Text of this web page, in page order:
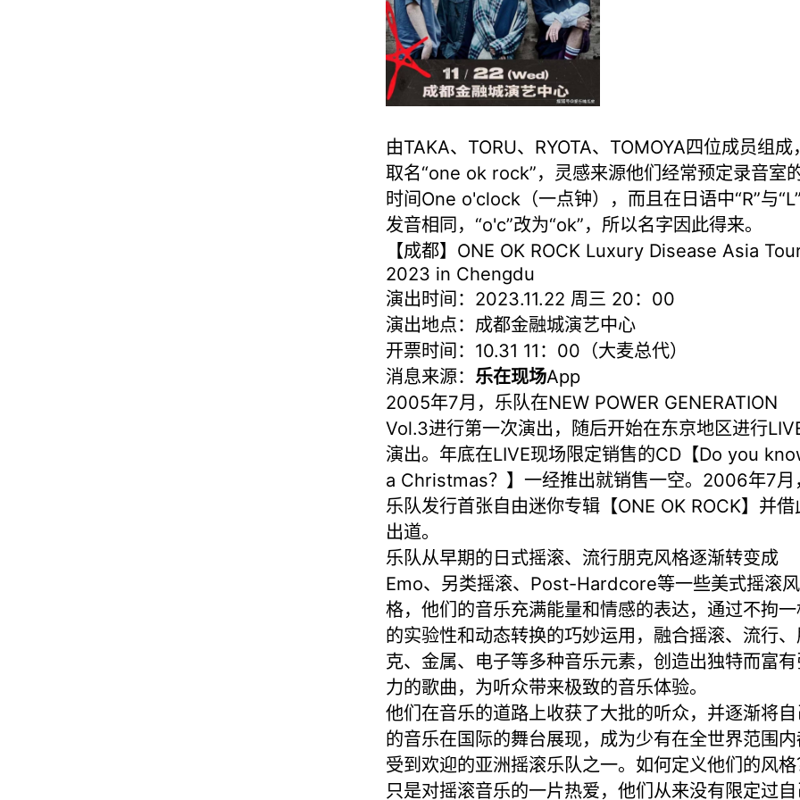
由TAKA、TORU、RYOTA、TOMOYA四位成员组成，
取名“one ok rock”，灵感来源他们经常预定录音室
时间One o'clock（一点钟），而且在日语中“R”与“L”
发音相同，“o'c”改为“ok”，所以名字因此得来。
【成都】ONE OK ROCK Luxury Disease Asia
2023 in Chengdu
演出时间：2023.11.22 周三 20：00
演出地点：成都金融城演艺中心
开票时间：10.31 11：00（大麦总代）
消息来源： 乐在现场App
2005年7月，乐队在NEW POWER GENERATION
Vol.3进行第一次演出，随后开始在东京地区进行
演出。年底在LIVE现场限定销售的CD【Do you
a Christmas？】一经推出就销售一空。2006年7月
乐队发行首张自由迷你专辑【ONE OK ROCK】并借
出道。
乐队从早期的日式摇滚、流行朋克风格逐渐转变成
Emo、另类摇滚、Post-Hardcore等一些美式摇滚风
格，他们的音乐充满能量和情感的表达，通过不拘
的实验性和动态转换的巧妙运用，融合摇滚、流行、
克、金属、电子等多种音乐元素，创造出独特而富
力的歌曲，为听众带来极致的音乐体验。
他们在音乐的道路上收获了大批的听众，并逐渐将
的音乐在国际的舞台展现，成为少有在全世界范围
受到欢迎的亚洲摇滚乐队之一。如何定义他们的风格
只是对摇滚音乐的一片热爱，他们从来没有限定过